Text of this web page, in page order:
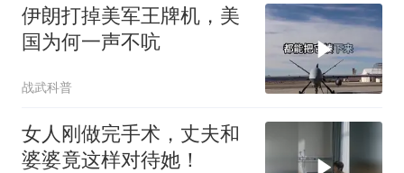
伊朗打掉美军王牌机，美
国为何一声不吭
战武科普
女人刚做完手术，丈夫和
婆婆竟这样对待她！